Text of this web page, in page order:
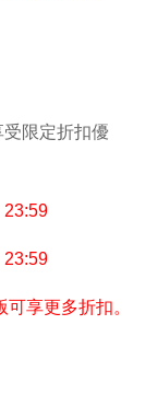
限定折扣優
23:59
23:59
享更多折扣。